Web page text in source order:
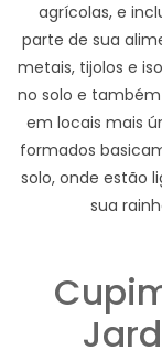
agrícolas, e
parte de sua
metais, tijolos e
no solo e
em locais mais
formados
solo, onde estão
sua